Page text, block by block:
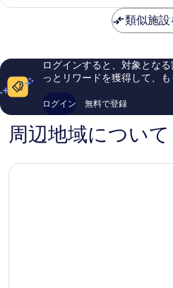
に
コ
620
件
の
口
ミ
類似施設
ログインすると、対象とな
っとリワードを獲得して、
ログイン 無料で登録
周辺地域について